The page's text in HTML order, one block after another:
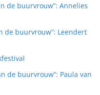
de buurvrouw”: Annelies
de buurvrouw”: Leendert
de buurvrouw”: Paula van